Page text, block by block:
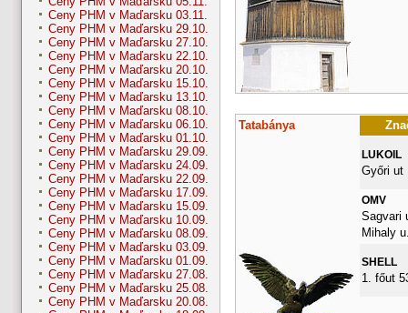
Ceny PHM v Maďarsku 03.11.
Ceny PHM v Maďarsku 29.10.
Ceny PHM v Maďarsku 27.10.
Ceny PHM v Maďarsku 22.10.
Ceny PHM v Maďarsku 20.10.
Ceny PHM v Maďarsku 15.10.
Ceny PHM v Maďarsku 13.10.
Ceny PHM v Maďarsku 08.10.
Ceny PHM v Maďarsku 06.10.
Ceny PHM v Maďarsku 01.10.
Ceny PHM v Maďarsku 29.09.
Ceny PHM v Maďarsku 24.09.
Ceny PHM v Maďarsku 22.09.
Ceny PHM v Maďarsku 17.09.
Ceny PHM v Maďarsku 15.09.
Ceny PHM v Maďarsku 10.09.
Ceny PHM v Maďarsku 08.09.
Ceny PHM v Maďarsku 03.09.
Ceny PHM v Maďarsku 01.09.
Ceny PHM v Maďarsku 27.08.
Ceny PHM v Maďarsku 25.08.
Ceny PHM v Maďarsku 20.08.
Tatabánya
LUKOIL
Győri ut
OMV
Sagvari
Mihaly
SHELL
1. főut